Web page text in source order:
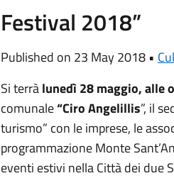
Festival 2018”
Published on 23 May 2018 •
Si terràlunedì 28 maggio, alle
comunale“Ciro Angelillis”, il
turismo” con le imprese, le
programmazione Monte
eventi estivi nella Città dei due